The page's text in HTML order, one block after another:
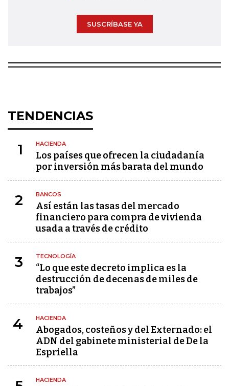
SUSCRÍBASE YA
TENDENCIAS
1 HACIENDA
Los países que ofrecen la ciudadanía
por inversión más barata del mundo
2 BANCOS
Así están las tasas del mercado
financiero para compra de vivienda
usada a través de crédito
3 TECNOLOGÍA
“Lo que este decreto implica es la
destrucción de decenas de miles de
trabajos”
4 HACIENDA
Abogados, costeños y del Externado: el
ADN del gabinete ministerial de De la
Espriella
HACIENDA